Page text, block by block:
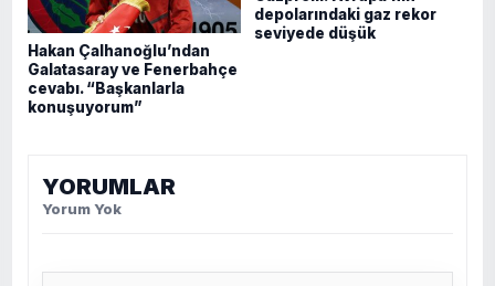
Hakan Çalhanoğlu’ndan
Galatasaray ve Fenerbahçe
cevabı. “Başkanlarla
konuşuyorum”
depolarındaki gaz rekor
seviyede düşük
YORUMLAR
Yorum Yok